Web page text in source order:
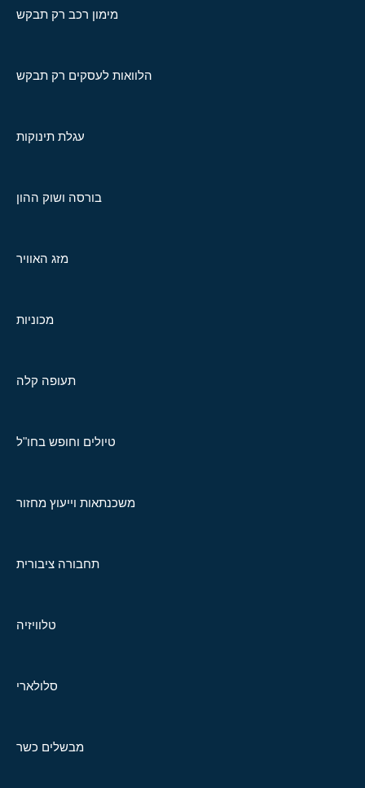
מימון רכב רק תבקש
הלוואות לעסקים רק תבקש
עגלת תינוקות
בורסה ושוק ההון
מזג האוויר
מכוניות
תעופה קלה
טיולים וחופש בחו"ל
משכנתאות וייעוץ מחזור
תחבורה ציבורית
טלוויזיה
סלולארי
מבשלים כשר